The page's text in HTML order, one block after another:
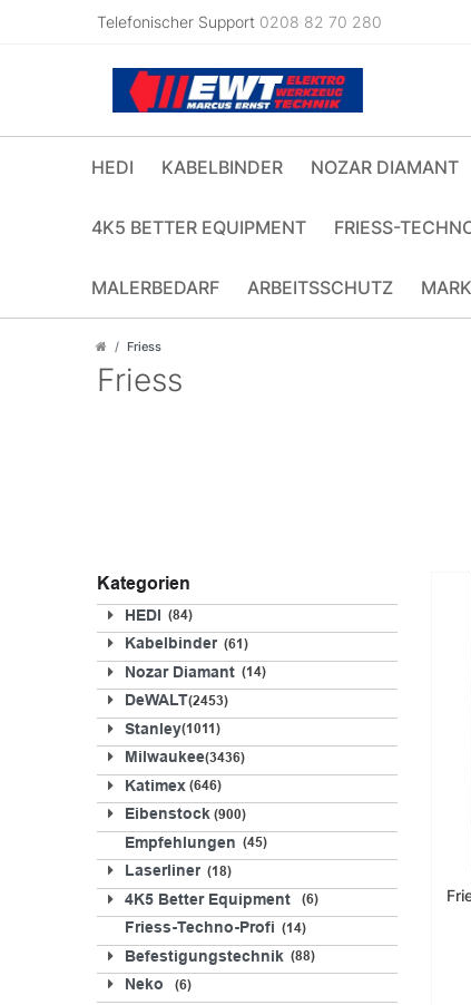
Telefonischer Support 0208 82 70 280
HEDI KABELBINDER NOZAR DIAMANT
4K5 BETTER EQUIPMENT FRIESS-
MALERBEDARF ARBEITSSCHUTZ
Friess
Friess
Kategorien
HEDI 84
Kabelbinder 61
Nozar Diamant 14
DeWALT 2453
Stanley 1011
Milwaukee 3436
Katimex 646
Eibenstock 900
Empfehlungen 45
Laserliner 18
4K5 Better Equipment 6
Friess-Techno-Profi 14
Befestigungstechnik 88
Neko 6